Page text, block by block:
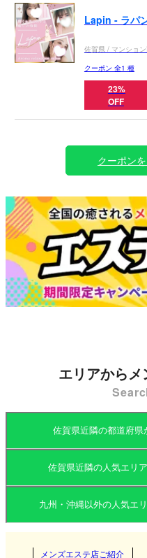
Lapin - ラパ
佐賀県 / マンショ
クーポン 全1 種
23%
OFF
クーポン
エリアから
佐賀県近隣の都道府県
福岡県
長崎県
熊本県
佐賀県近隣の人気エリ
九州・沖縄以外の人気エ
メンズエステ店ご紹介